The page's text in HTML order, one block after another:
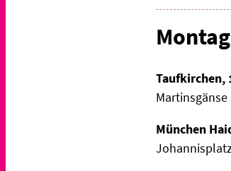
Taufkirchen,
München